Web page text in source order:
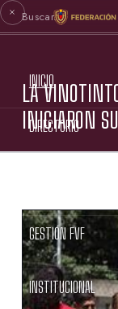
INICIO
DIRECTORIO
GESTIÓN FVF
INSTITUCIONAL
LA
INICIARON